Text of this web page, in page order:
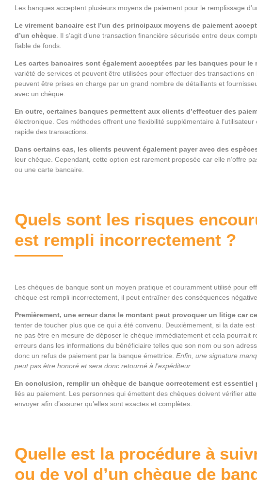
Les banques acceptent plusieurs moyens de paiement pour le remplissage
Le virement bancaire est l’un des principaux moyens de paiement
d’un chèque . Il s’agit d’une transaction financière sécurisée entre deux
fiable de fonds.
Les cartes bancaires sont également acceptées par les banques pour le
variété de services et peuvent être utilisées pour effectuer des transactions
peuvent être prises en charge par un grand nombre de détaillants et
avec un chèque.
En outre, certaines banques permettent aux clients d’effectuer des
électronique. Ces méthodes offrent une flexibilité supplémentaire à
rapide des transactions.
Dans certains cas, les clients peuvent également payer avec des
leur chèque. Cependant, cette option est rarement proposée car elle n’offre
ou une carte bancaire.
Quels sont les risques
est rempli incorrectement ?
Les chèques de banque sont un moyen pratique et couramment utilisé pour
chèque est rempli incorrectement, il peut entraîner des conséquences
Premièrement, une erreur dans le montant peut provoquer un litige car
tenter de toucher plus que ce qui a été convenu. Deuxièmement, si la date
ne pas être en mesure de déposer le chèque immédiatement et cela pourrait
erreurs dans les informations du bénéficiaire telles que son nom ou son
donc un refus de paiement par la banque émettrice. Enfin, une signature
peut pas être honoré et sera donc retourné à l’expéditeur.
En conclusion, remplir un chèque de banque correctement est
liés au paiement. Les personnes qui émettent des chèques doivent vérifier
envoyer afin d’assurer qu’elles sont exactes et complètes.
Quelle est la procédure à
ou de vol d’un chèque de